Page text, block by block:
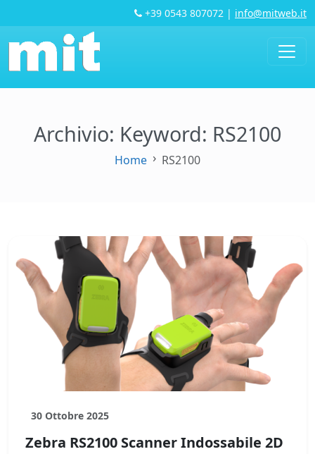
+39 0543 807072 | info@mitweb.it
Archivio: Keyword: RS2100
Home RS2100
30 Ottobre 2025
Zebra RS2100 Scanner Indossabile 2D